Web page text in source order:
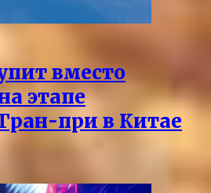
вместо
этапе
при в Китае